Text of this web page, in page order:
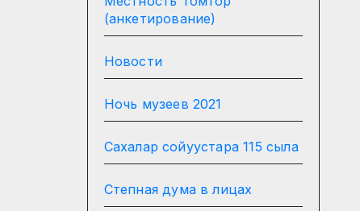
(анкетирование)
Новости
Ночь музеев 2021
Сахалар сойуустара 115 сыла
Степная дума в лицах